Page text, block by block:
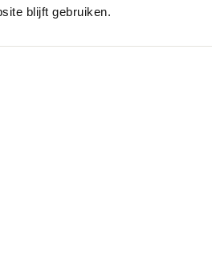
blijft gebruiken.